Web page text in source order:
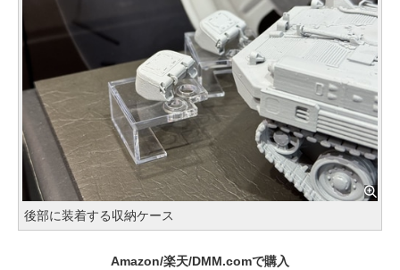
後部に装着する収納ケース
Amazon/楽天/DMM.comで購入